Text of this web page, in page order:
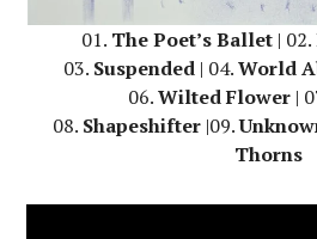
01. The Poet’s Ballet| 02.
03. Suspended | 04.World
06.Wilted Flower|
08. Shapeshifter |09.
Thorns